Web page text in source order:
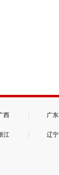
西 广东
江 辽宁